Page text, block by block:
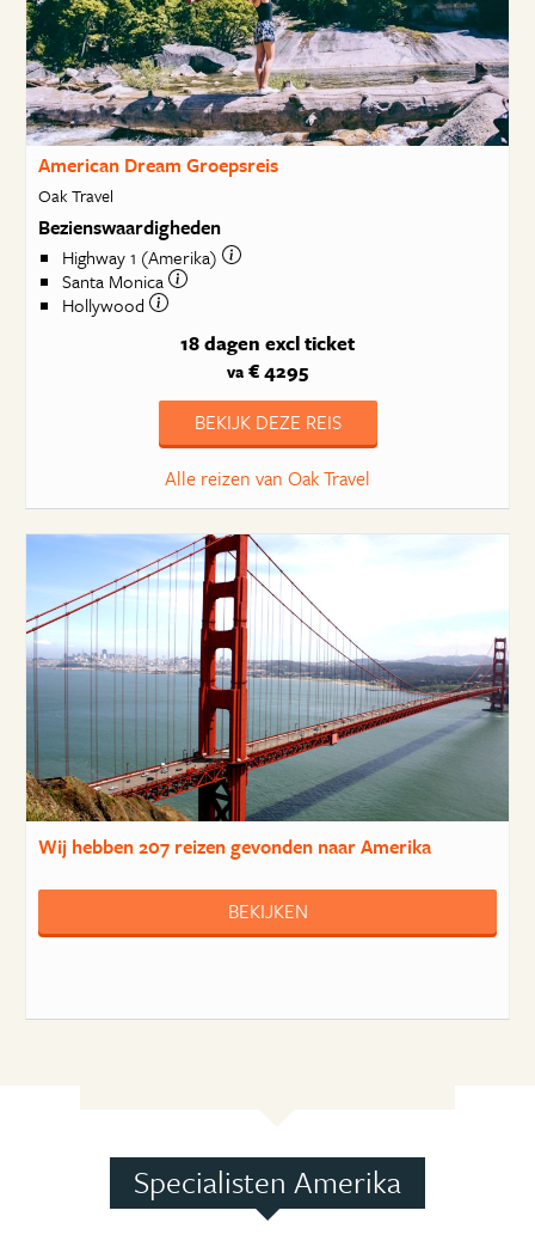
American Dream Groepsreis
Oak Travel
Bezienswaardigheden
Highway 1 (Amerika)
Santa Monica
Hollywood
18 dagen excl ticket
va € 4295
BEKIJK DEZE REIS
Alle reizen van Oak Travel
Wij hebben207 reizengevonden naar Amerika
BEKIJKEN
Specialisten Amerika